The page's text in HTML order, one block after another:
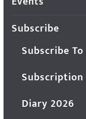
Subscribe
Subscribe
Diary 2026